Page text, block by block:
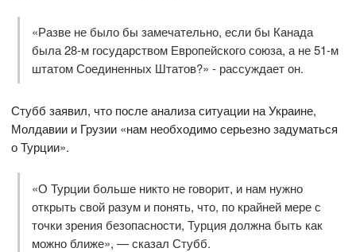
«Разве не было бы замечательно, если бы Канада
была 28-м государством Европейского союза, а не 51-м
штатом Соединенных Штатов?» - рассуждает он.
Стубб заявил, что после анализа ситуации на Украине,
Молдавии и Грузии «нам необходимо серьезно задуматься
о Турции».
«О Турции больше никто не говорит, и нам нужно
открыть свой разум и понять, что, по крайней мере с
точки зрения безопасности, Турция должна быть как
можно ближе», — сказал Стубб.